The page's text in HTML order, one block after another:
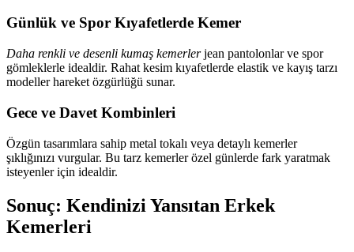
Günlük ve Spor Kıyafetlerde Kemer
Daha renkli ve desenli kumaş kemerlerjean pantolonlar ve spor
gömleklerle idealdir. Rahat kesim kıyafetlerde elastik ve kayış tarzı
modeller hareket özgürlüğü sunar.
Gece ve Davet Kombinleri
Özgün tasarımlara sahip metal tokalı veya detaylı kemerler
şıklığınızı vurgular. Bu tarz kemerler özel günlerde fark yaratmak
isteyenler için idealdir.
Sonuç: Kendinizi Yansıtan Erkek
Kemerleri